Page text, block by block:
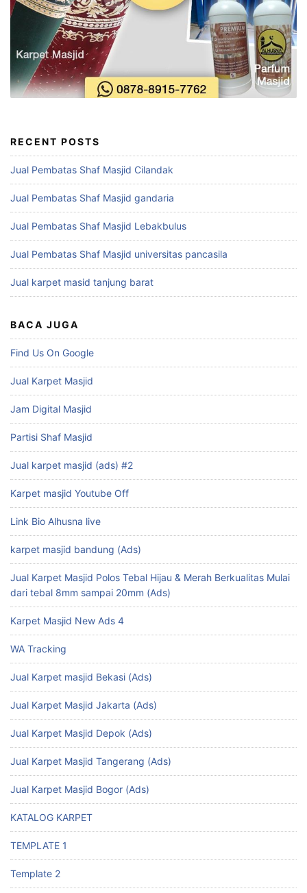
RECENT POSTS
Jual Pembatas Shaf Masjid Cilandak
Jual Pembatas Shaf Masjid gandaria
Jual Pembatas Shaf Masjid Lebakbulus
Jual Pembatas Shaf Masjid universitas pancasila
Jual karpet masid tanjung barat
BACA JUGA
Find Us On Google
Jual Karpet Masjid
Jam Digital Masjid
Partisi Shaf Masjid
Jual karpet masjid (ads) #2
Karpet masjid Youtube Off
Link Bio Alhusna live
karpet masjid bandung (Ads)
Jual Karpet Masjid Polos Tebal Hijau & Merah Berkualitas Mulai
dari tebal 8mm sampai 20mm (Ads)
Karpet Masjid New Ads 4
WA Tracking
Jual Karpet masjid Bekasi (Ads)
Jual Karpet Masjid Jakarta (Ads)
Jual Karpet Masjid Depok (Ads)
Jual Karpet Masjid Tangerang (Ads)
Jual Karpet Masjid Bogor (Ads)
KATALOG KARPET
TEMPLATE 1
Template 2